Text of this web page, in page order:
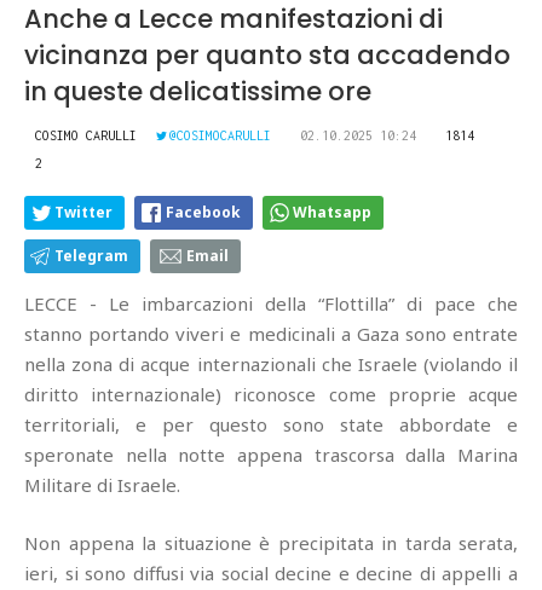
Anche a Lecce manifestazioni di
vicinanza per quanto sta accadendo
in queste delicatissime ore
COSIMO CARULLI @COSIMOCARULLI 02.10.2025 10:24
1814
2
Twitter Facebook Whatsapp
Telegram Email
LECCE - Le imbarcazioni della “Flottilla” di pace che
stanno portando viveri e medicinali a Gaza sono entrate
nella zona di acque internazionali che Israele (violando il
diritto internazionale) riconosce come proprie acque
territoriali, e per questo sono state abbordate e
speronate nella notte appena trascorsa dalla Marina
Militare di Israele.
Non appena la situazione è precipitata in tarda serata,
ieri, si sono diffusi via social decine e decine di appelli a